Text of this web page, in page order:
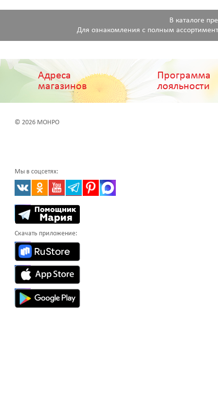
В каталоге
Для ознакомления с полным
Адреса
магазинов
Программа
лояльности
© 2026 МОНРО
Мы в соцсетях:
Скачать приложение: